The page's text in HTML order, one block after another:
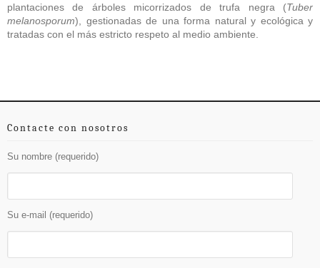
plantaciones de árboles micorrizados de trufa negra (Tuber
melanosporum), gestionadas de una forma natural y ecológica y
tratadas con el más estricto respeto al medio ambiente.
Contacte con nosotros
Su nombre (requerido)
Su e-mail (requerido)